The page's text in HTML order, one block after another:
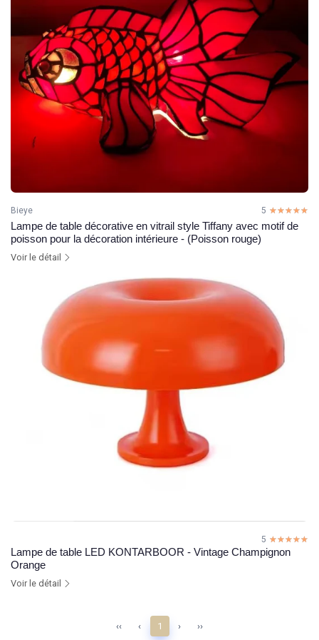
Bieye 5 ☆☆☆☆☆
★★★★★
Lampe de table décorative en vitrail style Tiffany avec motif de
poisson pour la décoration intérieure - (Poisson rouge)
Voir le détail
5 ☆☆☆☆☆
★★★★★
Lampe de table LED KONTARBOOR - Vintage Champignon
Orange
Voir le détail
‹‹ ‹ 1 › ››